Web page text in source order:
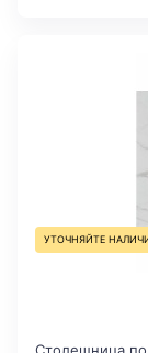
УТОЧНЯЙТЕ